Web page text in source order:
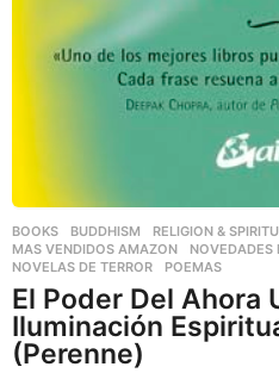
BOOKS ,BUDDHISM ,RELIGION &
MAS VENDIDOS AMAZON
,NOVEDADES
NOVELAS DE TERROR
,POEMAS
El Poder Del Ahora
Iluminación
(Perenne)